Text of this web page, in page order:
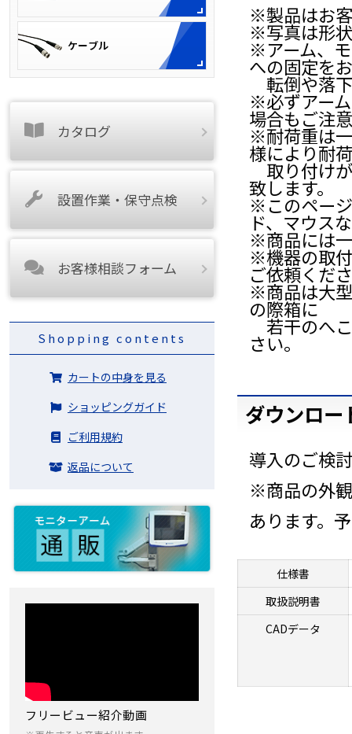
※製品はお
※写真は形
※アーム、
への固定を
転倒や落
※必ずアー
場合もご注
※耐荷重は
様により耐
取り付けが
致します。
※このペー
ド、マウス
※商品には
※機器の取
ご依頼くだ
※商品は大
の際箱に
若干のへこ
さい。
ダウンロー
導入のご検
※商品の外
あります。
仕様書
取扱説明書
CADデータ
カタログ
設置作業・保守点検
お客様相談フォーム
Shopping contents
カートの中身を見る
ショッピングガイド
ご利用規約
返品について
フリービュー紹介動画